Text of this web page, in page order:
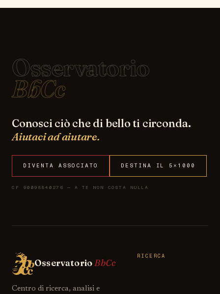
Osservatorio
BbCc
Conosci ciò che di bello ti circonda.
Aiutaci ad aiutare.
DIVENTA ASSOCIATO DESTINA IL 5×1000
CF 90098840276 — A TE NON COSTA NULLA
OsservatorioBbCc
Centro di ricerca, analisi e
RICERCA